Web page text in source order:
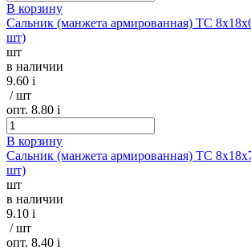
В корзину
Сальник (манжета армированная) TC
шт)
шт
в наличии
9.60 i
/ шт
опт. 8.80 i
В корзину
Сальник (манжета армированная) TC
шт)
шт
в наличии
9.10 i
/ шт
опт. 8.40 i